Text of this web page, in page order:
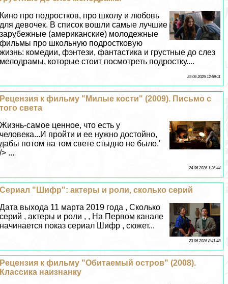
Кино про подростков, про школу и любовь
для девочек. В список вошли самые лучшие
зарубежные (американские) молодежные
фильмы про школьную подростковую
жизнь: комедии, фэнтези, фантастика и грустные до слез
мелодрамы, которые стоит посмотреть подростку....
25 06 2026 12:59:11
Рецензия к фильму "Милые кости" (2009). Письмо с
того света
Жизнь-самое ценное, что есть у
человека...И пройти и ее нужно достойно,
дабы потом на том свете стыдно не было.'
/> ...
24 06 2026 1:26:44
Сериал "Шифр": актеры и роли, сколько серий
Дата выхода 11 марта 2019 года , Сколько
серий , актеры и роли , , На Первом канале
начинается показ сериал Шифр , сюжет...
23 06 2026 8:41:48
Рецензия к фильму "Обитаемый остров" (2008).
Классика наизнанку